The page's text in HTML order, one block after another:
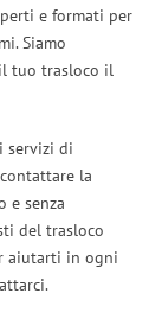
e formati per
Siamo
tuo trasloco il
servizi di
la
e senza
del trasloco
aiutarti in ogni